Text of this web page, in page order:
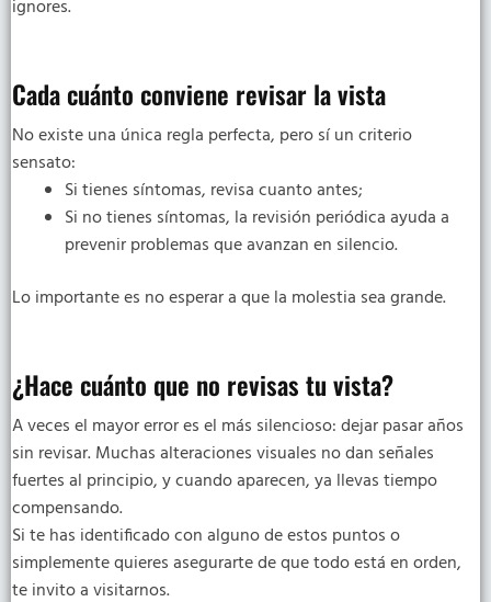
ignores.
Cada cuánto conviene revisar la vista
No existe una única regla perfecta, pero sí un criterio
sensato:
Si tienes síntomas, revisa cuanto antes;
Si no tienes síntomas, la revisión periódica ayuda a
prevenir problemas que avanzan en silencio.
Lo importante es no esperar a que la molestia sea grande.
¿Hace cuánto que no revisas tu vista?
A veces el mayor error es el más silencioso: dejar pasar años
sin revisar. Muchas alteraciones visuales no dan señales
fuertes al principio, y cuando aparecen, ya llevas tiempo
compensando.
Si te has identificado con alguno de estos puntos o
simplemente quieres asegurarte de que todo está en orden,
te invito a visitarnos.